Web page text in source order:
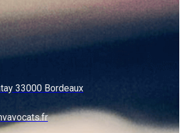
33000 Bordeaux